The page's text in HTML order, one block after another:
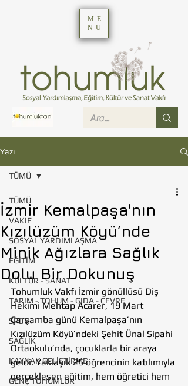
ME
NU
Yazı
TÜMÜ
VAKIF
SOSYAL YARDIMLAŞMA
EĞİTİM
KÜLTÜR - SANAT
TARIM - TOHUM - GIDA - ÇEVRE
SPOR
SAĞLIK
KAYNAK GELİŞTİRME
GENÇ TOHUMLUK
TÜMÜ
İzmir Kemalpaşa'nın
Kızılüzüm Köyü’nde
Minik Ağızlara Sağlık
Dolu Bir Dokunuş
Tohumluk Vakfı İzmir gönüllüsü Diş
Hekimi Mehtap Acarer, 19 Mart
Çarşamba günü Kemalpaşa’nın
Kızılüzüm Köyü’ndeki Şehit Ünal Sipahi
Ortaokulu’nda, çocuklarla bir araya
geldi. Yaklaşık 25 öğrencinin katılımıyla
gerçekleşen eğitim, hem öğretici hem